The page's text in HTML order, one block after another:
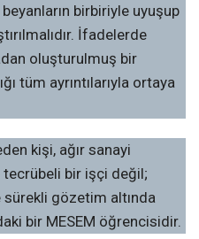
birbiriyle uyuşup
İfadelerde
oluşturulmuş bir
tüm ayrıntılarıyla ortaya
kişi, ağır sanayi
bir işçi değil;
sürekli gözetim altında
bir MESEM öğrencisidir.